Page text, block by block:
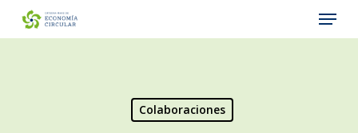
Menu
Colaboraciones